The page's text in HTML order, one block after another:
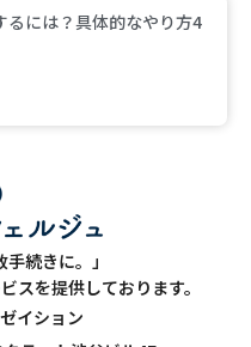
には？具体的なやり方4
手続きに。」
を提供しております。
イション